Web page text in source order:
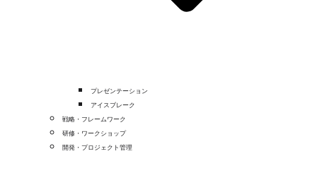
プレゼンテーション
アイスブレーク
戦略・フレームワーク
研修・ワークショップ
開発・プロジェクト管理